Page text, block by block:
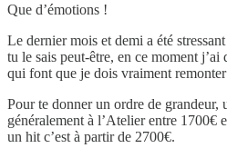
Que d’émotions !
Le dernier mois et demi a été
tu le sais peut-être, en ce moment
qui font que je dois vraiment
Pour te donner un ordre de grandeur,
généralement à l’Atelier entre 1700€
un hit c’est à partir de 2700€.